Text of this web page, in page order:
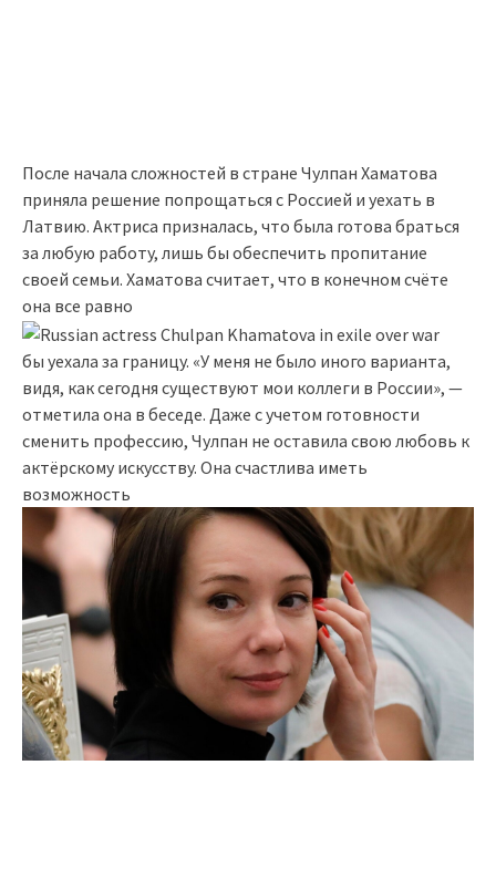
После начала сложностей в стране Чулпан Хаматова
приняла решение попрощаться с Россией и уехать в
Латвию. Актриса призналась, что была готова браться
за любую работу, лишь бы обеспечить пропитание
своей семьи. Хаматова считает, что в конечном счёте
она все равно
бы уехала за границу. «У меня не было иного варианта,
видя, как сегодня существуют мои коллеги в России», —
отметила она в беседе. Даже с учетом готовности
сменить профессию, Чулпан не оставила свою любовь к
актёрскому искусству. Она счастлива иметь
возможность